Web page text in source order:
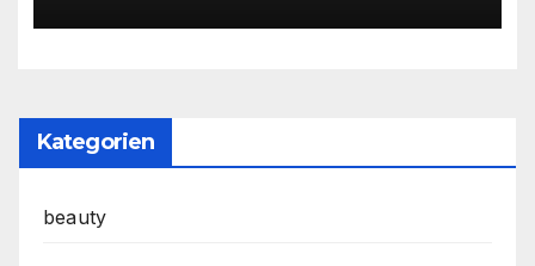
Kategorien
beauty